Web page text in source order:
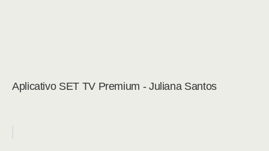
Aplicativo SET TV Premium - Juliana Santos